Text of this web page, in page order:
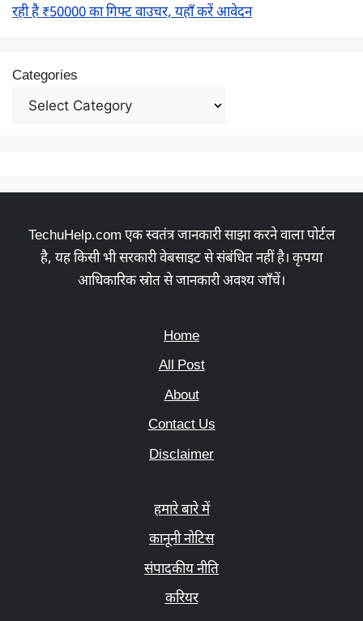
रही है ₹50000 का गिफ्ट वाउचर, यहाँ करें आवेदन
Categories
TechuHelp.com एक स्वतंत्र जानकारी साझा करने वाला पोर्टल
है, यह किसी भी सरकारी वेबसाइट से संबंधित नहीं है। कृपया
आधिकारिक स्रोत से जानकारी अवश्य जाँचें।
Home
All Post
About
Contact Us
Disclaimer
हमारे बारे में
कानूनी नोटिस
संपादकीय नीति
करियर